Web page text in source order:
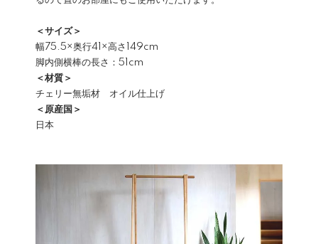
＜サイズ＞
幅75.5×奥行41×高さ149cm
脚内側横棒の長さ：51cm
＜材質＞
チェリー無垢材 オイル仕上げ
＜原産国＞
日本